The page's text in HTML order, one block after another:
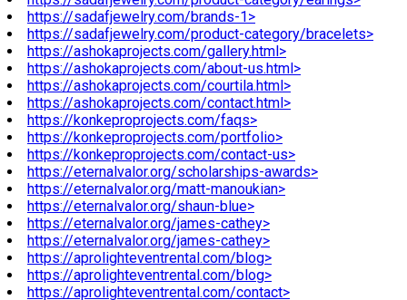
https://sadafjewelry.com/brands-1>
https://sadafjewelry.com/product-category/bracelets>
https://ashokaprojects.com/gallery.html>
https://ashokaprojects.com/about-us.html>
https://ashokaprojects.com/courtila.html>
https://ashokaprojects.com/contact.html>
https://konkeproprojects.com/faqs>
https://konkeproprojects.com/portfolio>
https://konkeproprojects.com/contact-us>
https://eternalvalor.org/scholarships-awards>
https://eternalvalor.org/matt-manoukian>
https://eternalvalor.org/shaun-blue>
https://eternalvalor.org/james-cathey>
https://eternalvalor.org/james-cathey>
https://aprolighteventrental.com/blog>
https://aprolighteventrental.com/blog>
https://aprolighteventrental.com/contact>